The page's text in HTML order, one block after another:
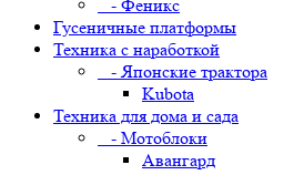
- Феникс
Гусеничные платформы
Техника с наработкой
- Японские трактора
Kubota
Техника для дома и сада
- Мотоблоки
Авангард